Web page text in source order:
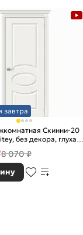
завтра
Скинни-20
без декора, глухая,
без кромки, скиновая
8 070 ₽